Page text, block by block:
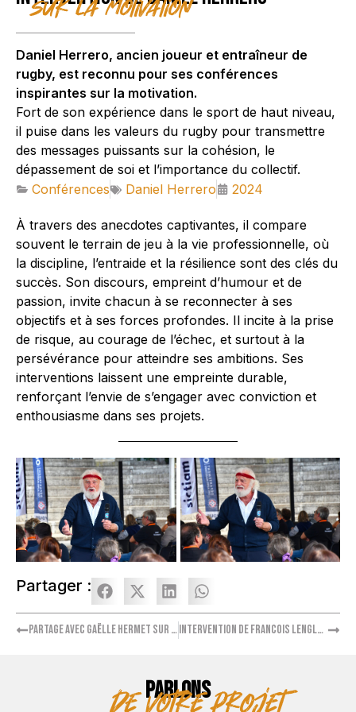
sur la motivation
Daniel Herrero, ancien joueur et entraîneur de
rugby, est reconnu pour ses conférences
inspirantes sur la motivation.
Fort de son expérience dans le sport de haut niveau,
il puise dans les valeurs du rugby pour transmettre
des messages puissants sur la cohésion, le
dépassement de soi et l’importance du collectif.
Conférences
Daniel Herrero 2024
À travers des anecdotes captivantes, il compare
souvent le terrain de jeu à la vie professionnelle, où
la discipline, l’entraide et la résilience sont des clés du
succès. Son discours, empreint d’humour et de
passion, invite chacun à se reconnecter à ses
objectifs et à ses forces profondes. Il incite à la prise
de risque, au courage de l’échec, et surtout à la
persévérance pour atteindre ses ambitions. Ses
interventions laissent une empreinte durable,
renforçant l’envie de s’engager avec conviction et
enthousiasme dans ses projets.
Partager :
Partage avec Gaëlle Hermet sur l’esprit d’équipe Intervention de Francois Lenglet sur la nouvelle donne de l’industrie mondiale
PARLONS
de votre projet